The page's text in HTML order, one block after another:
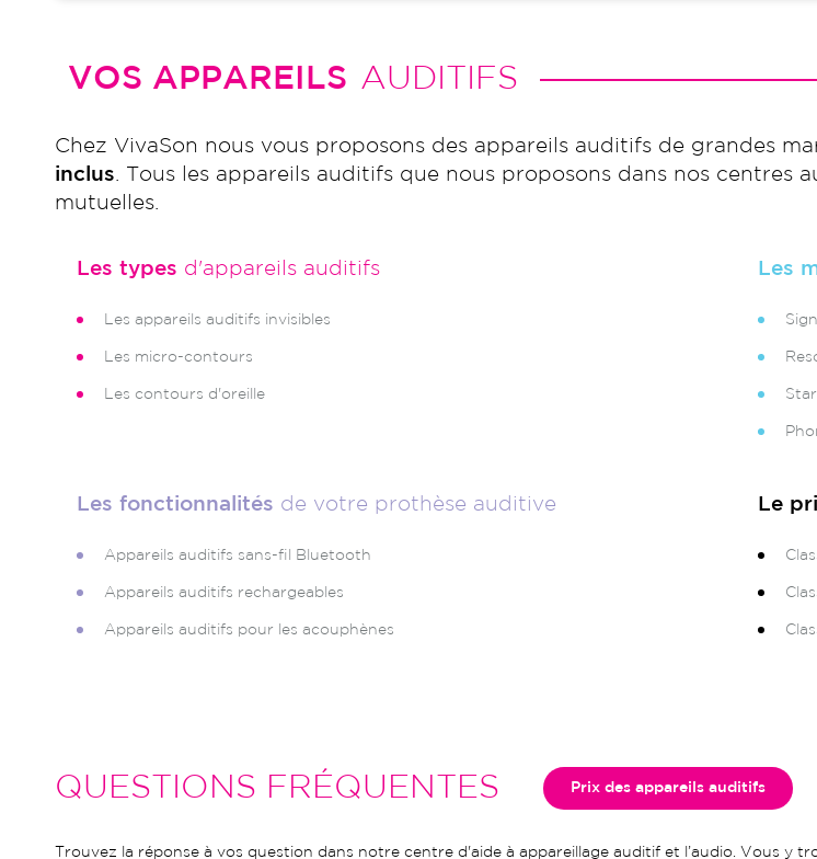
VOS APPAREILS AUDITIFS
Chez VivaSon nous vous proposons des appareils auditifs de grandes
inclus . Tous les appareils auditifs que nous proposons dans nos
mutuelles.
Les types d'appareils auditifs
Les appareils auditifs invisibles
Les micro-contours
Les contours d'oreille
Les
Les fonctionnalités de votre prothèse auditive
Appareils auditifs sans-fil Bluetooth
Appareils auditifs rechargeables
Appareils auditifs pour les acouphènes
Le
QUESTIONS FRÉQUENTES Prix des appareils auditifs
Trouvez la réponse à vos question dans notre centre d'aide à appareillage auditif et l’audio. Vous y